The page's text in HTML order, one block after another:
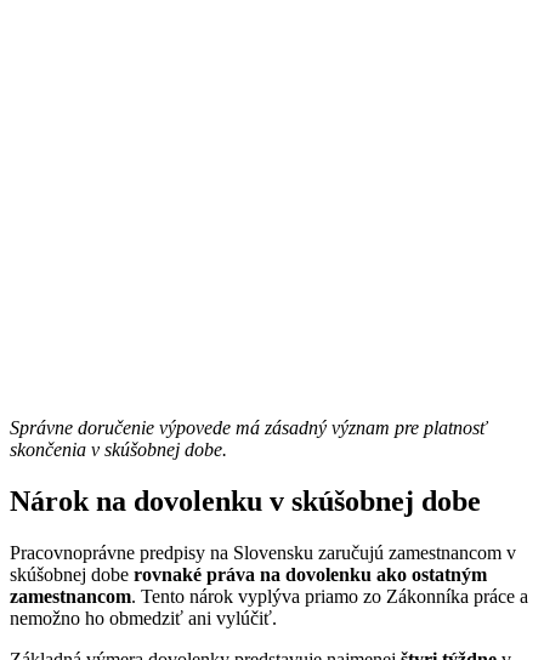
Správne doručenie výpovede má zásadný význam pre platnosť
skončenia v skúšobnej dobe.
Nárok na dovolenku v skúšobnej dobe
Pracovnoprávne predpisy na Slovensku zaručujú zamestnancom v
skúšobnej dobe rovnaké práva na dovolenku ako ostatným
zamestnancom. Tento nárok vyplýva priamo zo Zákonníka práce a
nemožno ho obmedziť ani vylúčiť.